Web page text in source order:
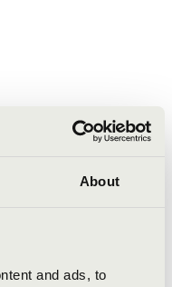
About
and ads, to
op. 37
36